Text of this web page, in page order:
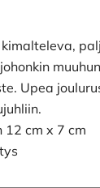
Upea
12 cm x 7 cm